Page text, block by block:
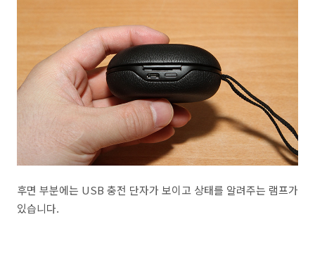
후면 부분에는 USB 충전 단자가 보이고 상태를 알려주는 램프가
있습니다.